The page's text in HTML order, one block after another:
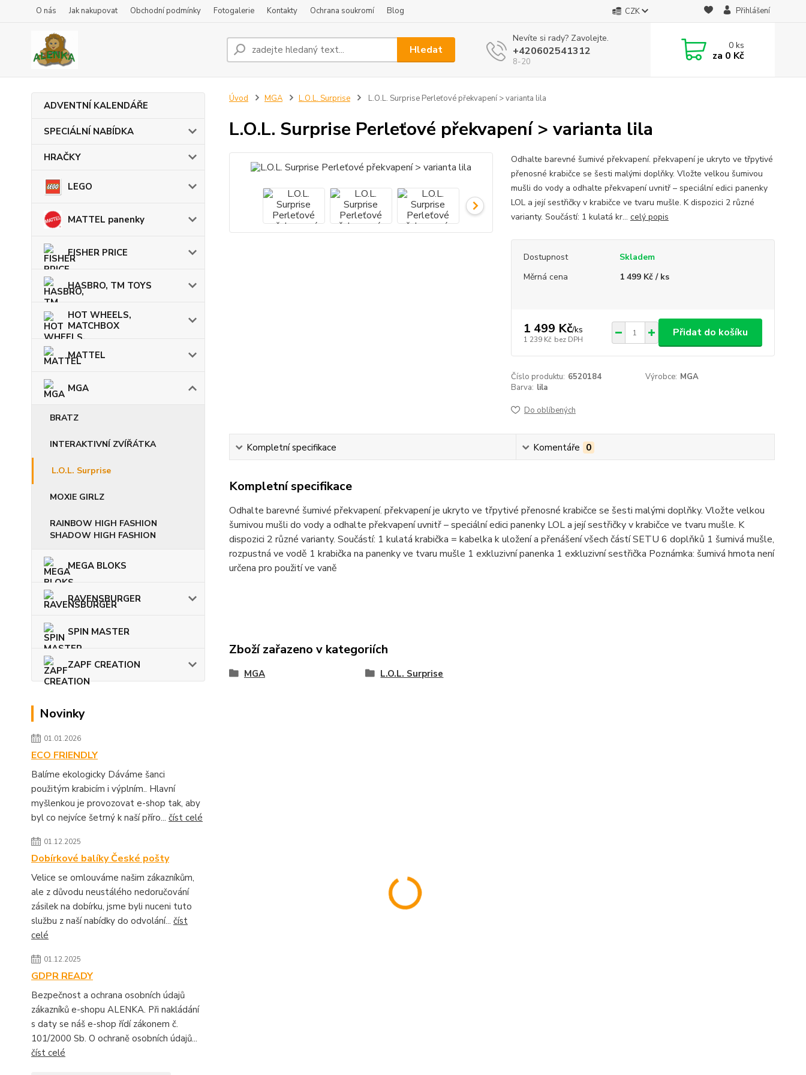
O nás Jak nakupovat Obchodní podmínky Fotogalerie Kontakty Ochrana soukromí Blog CZK Přihlášení
Hledat
Nevíte si rady? Zavolejte.
+420602541312
8-20
0ks
za 0 Kč
ADVENTNÍ KALENDÁŘE
SPECIÁLNÍ NABÍDKA
HRAČKY
LEGO
MATTEL panenky
FISHER PRICE
HASBRO, TM TOYS
HOT WHEELS,
MATCHBOX
MATTEL
MGA
BRATZ
INTERAKTIVNÍ ZVÍŘÁTKA
L.O.L. Surprise
MOXIE GIRLZ
RAINBOW HIGH FASHION
SHADOW HIGH FASHION
MEGA BLOKS
RAVENSBURGER
SPIN MASTER
ZAPF CREATION
Novinky
01.01.2026
ECO FRIENDLY
Balíme ekologicky Dáváme šanci
použitým krabicím i výplním.. Hlavní
myšlenkou je provozovat e-shop tak, aby
byl co nejvíce šetrný k naší příro... číst celé
01.12.2025
Dobírkové balíky České pošty
Velice se omlouváme našim zákazníkům,
ale z důvodu neustálého nedoručování
zásilek na dobírku, jsme byli nuceni tuto
službu z naší nabídky do odvolání... číst
celé
01.12.2025
GDPR READY
Bezpečnost a ochrana osobních údajů
zákazníků e-shopu ALENKA. Při nakládání
s daty se náš e-shop řídí zákonem č.
101/2000 Sb. O ochraně osobních údajů...
číst celé
Úvod MGA L.O.L. Surprise L.O.L. Surprise Perleťové překvapení > varianta lila
L.O.L. Surprise Perleťové překvapení > varianta lila
Odhalte barevné šumivé překvapení. překvapení je ukryto ve třpytivé
přenosné krabičce se šesti malými doplňky. Vložte velkou šumivou
mušli do vody a odhalte překvapení uvnitř – speciální edici panenky
LOL a její sestřičky v krabičce ve tvaru mušle. K dispozici 2 různé
varianty. Součástí: 1 kulatá kr... celý popis
Dostupnost
Skladem
Měrná cena
1 499 Kč / ks
1 499 Kč/ks
1 239 Kč bez DPH
Přidat do košíku
Číslo produktu: 6520184 Výrobce: MGA
Barva: lila
Do oblíbených
Kompletní specifikace Komentáře 0
Kompletní specifikace
Odhalte barevné šumivé překvapení. překvapení je ukryto ve třpytivé přenosné krabičce se šesti malými doplňky. Vložte velkou
šumivou mušli do vody a odhalte překvapení uvnitř – speciální edici panenky LOL a její sestřičky v krabičce ve tvaru mušle. K
dispozici 2 různé varianty. Součástí: 1 kulatá krabička = kabelka k uložení a přenášení všech částí SETU 6 doplňků 1 šumivá mušle,
rozpustná ve vodě 1 krabička na panenky ve tvaru mušle 1 exkluzivní panenka 1 exkluzivní sestřička Poznámka: šumivá hmota není
určena pro použití ve vaně
Zboží zařazeno v kategoriích
MGA L.O.L. Surprise